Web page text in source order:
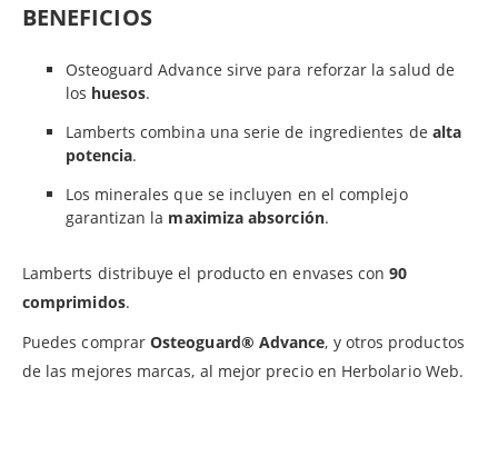
BENEFICIOS
Osteoguard Advance sirve para reforzar la salud de
los huesos.
Lamberts combina una serie de ingredientes de alta
potencia.
Los minerales que se incluyen en el complejo
garantizan la maximiza absorción.
Lamberts distribuye el producto en envases con90
comprimidos.
Puedes comprarOsteoguard® Advance, y otros productos
de las mejores marcas, al mejor precio en Herbolario Web.